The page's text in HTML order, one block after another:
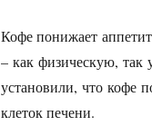
Кофе понижает
– как физическую, так
установили, что кофе
клеток печени.